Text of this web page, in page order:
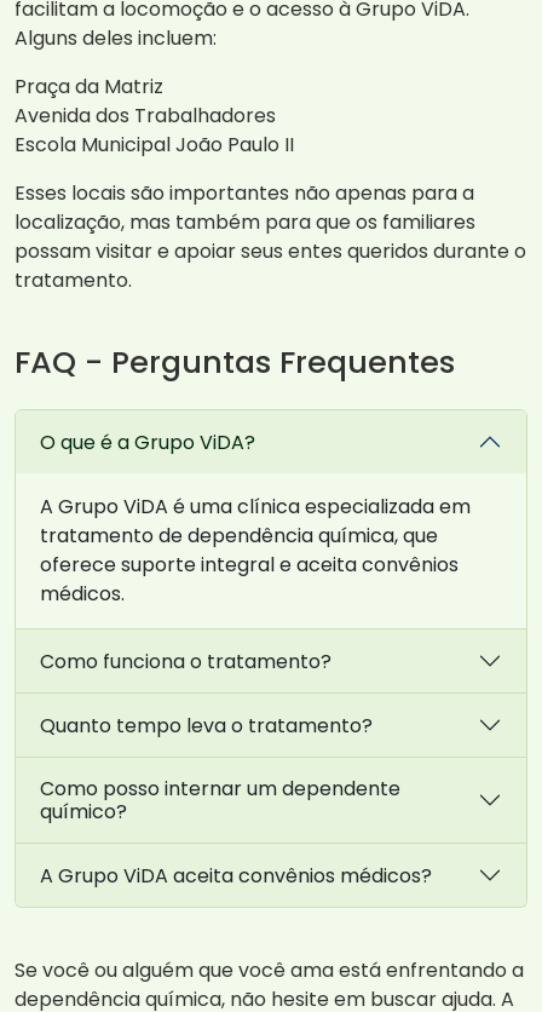
facilitam a locomoção e o acesso à Grupo ViDA.
Alguns deles incluem:
Praça da Matriz
Avenida dos Trabalhadores
Escola Municipal João Paulo II
Esses locais são importantes não apenas para a
localização, mas também para que os familiares
possam visitar e apoiar seus entes queridos durante o
tratamento.
FAQ - Perguntas Frequentes
O que é a Grupo ViDA?
A Grupo ViDA é uma clínica especializada em
tratamento de dependência química, que
oferece suporte integral e aceita convênios
médicos.
Como funciona o tratamento?
Quanto tempo leva o tratamento?
Como posso internar um dependente
químico?
A Grupo ViDA aceita convênios médicos?
Se você ou alguém que você ama está enfrentando a
dependência química, não hesite em buscar ajuda. A